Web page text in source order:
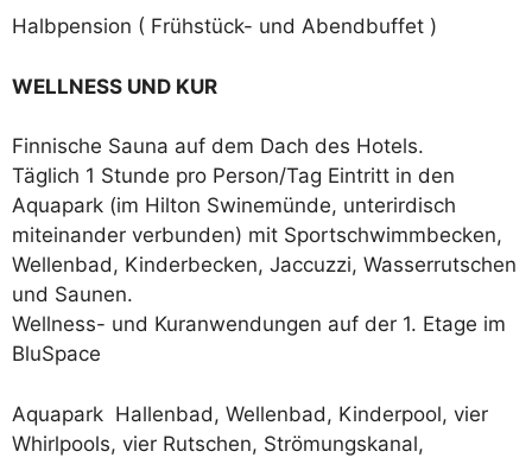
Halbpension ( Frühstück- und Abendbuffet )
WELLNESS UND KUR
Finnische Sauna auf dem Dach des Hotels.
Täglich 1 Stunde pro Person/Tag Eintritt in den
Aquapark (im Hilton Swinemünde, unterirdisch
miteinander verbunden) mit Sportschwimmbecken,
Wellenbad, Kinderbecken, Jaccuzzi, Wasserrutschen
und Saunen.
Wellness- und Kuranwendungen auf der 1. Etage im
BluSpace
Aquapark Hallenbad, Wellenbad, Kinderpool, vier
Whirlpools, vier Rutschen, Strömungskanal,